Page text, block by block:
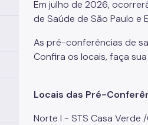
Em julho de 2026,
de Saúde de São Paulo e
As pré-conferências de
Confira os locais, faça
Locais das Pré-
Norte I - STS Casa Verde